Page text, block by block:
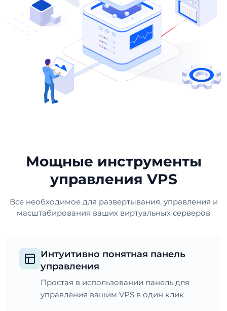
Мощные инструменты
управления VPS
Все необходимое для развертывания, управления и
масштабирования ваших виртуальных серверов
Интуитивно понятная панель
управления
Простая в использовании панель для
управления вашим VPS в один клик